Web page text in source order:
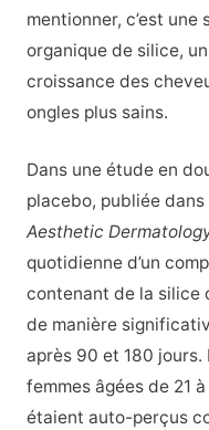
mentionner, c’est une
organique de silice,
croissance des
ongles plus sains.
Dans une étude en
placebo, publiée dans
Aesthetic
quotidienne d’un
contenant de la silice
de manière
après 90 et 180 jours.
femmes âgées de 21
étaient auto-perçus